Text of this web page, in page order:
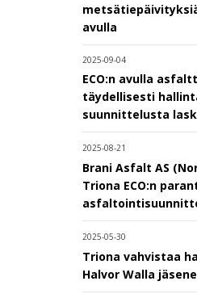
avulla
2025-09-04
ECO:n avulla
täydellisesti
suunnittelusta
2025-08-21
Brani Asfalt AS
Triona ECO:n
2025-05-30
Triona vahvistaa
Halvor Walla